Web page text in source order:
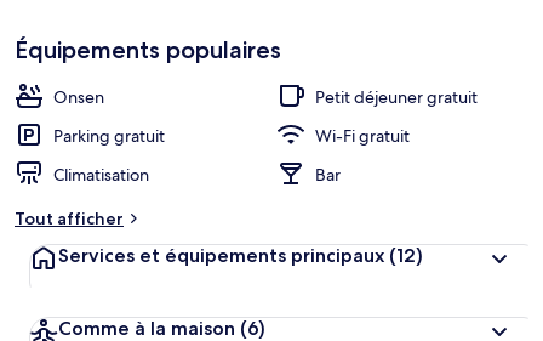
Équipements populaires
Onsen
Petit déjeuner gratuit
Parking gratuit
Wi-Fi gratuit
Climatisation
Bar
Tout afficher
Services et équipements principaux (12)
Comme à la maison (6)